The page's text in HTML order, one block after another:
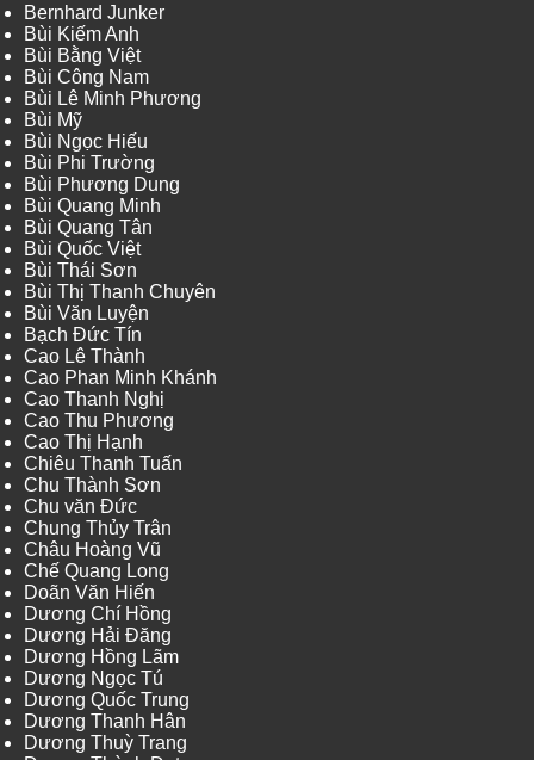
Bernhard Junker
Bùi Kiếm Anh
Bùi Bằng Việt
Bùi Công Nam
Bùi Lê Minh Phương
Bùi Mỹ
Bùi Ngọc Hiếu
Bùi Phi Trường
Bùi Phương Dung
Bùi Quang Minh
Bùi Quang Tân
Bùi Quốc Việt
Bùi Thái Sơn
Bùi Thị Thanh Chuyên
Bùi Văn Luyện
Bạch Đức Tín
Cao Lê Thành
Cao Phan Minh Khánh
Cao Thanh Nghị
Cao Thu Phương
Cao Thị Hạnh
Chiêu Thanh Tuấn
Chu Thành Sơn
Chu văn Đức
Chung Thủy Trân
Châu Hoàng Vũ
Chế Quang Long
Doãn Văn Hiến
Dương Chí Hồng
Dương Hải Đăng
Dương Hồng Lãm
Dương Ngọc Tú
Dương Quốc Trung
Dương Thanh Hân
Dương Thuỳ Trang